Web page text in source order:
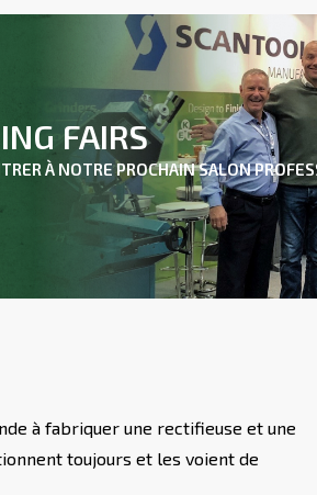
FAIRS
À NOTRE PROCHAIN SALON
à fabriquer une rectifieuse et une
toujours et les voient de